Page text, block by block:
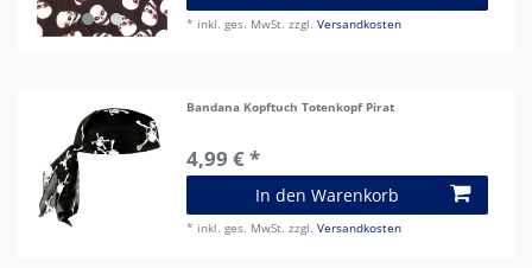
* inkl. ges. MwSt. zzgl.Versandkosten
Bandana Kopftuch Totenkopf Pirat
4,99 € *
In den Warenkorb
* inkl. ges. MwSt. zzgl.Versandkosten